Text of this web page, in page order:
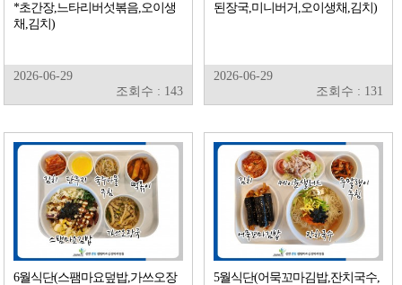
*초간장,느타리버섯볶음,오이생
채,김치)
2026-06-29
조회수 : 143
된장국,미니버거,오이생채,김치)
2026-06-29
조회수 : 131
6월식단(스팸마요덮밥,가쓰오장
5월식단(어묵꼬마김밥,잔치국수,